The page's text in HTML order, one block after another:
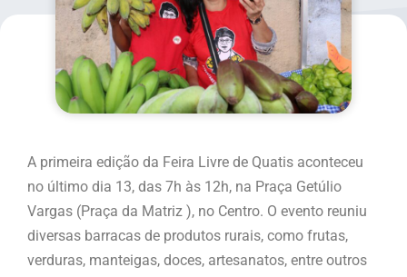
A primeira edição da Feira Livre de Quatis aconteceu
no último dia 13, das 7h às 12h, na Praça Getúlio
Vargas (Praça da Matriz ), no Centro. O evento reuniu
diversas barracas de produtos rurais, como frutas,
verduras, manteigas, doces, artesanatos, entre outros